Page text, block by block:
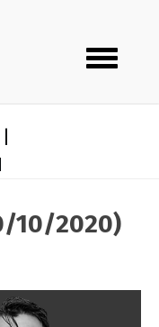
Toggle
navigation
10/2020)